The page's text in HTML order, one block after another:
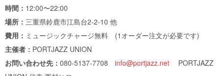
時間： 12:00〜22:00
場所： 三重県鈴鹿市江島台2-2-10 他
費用： ミュージックチャージ無料 (1オーダー注文が必要です)
主催者： PORTJAZZ UNION
お問い合わせ先： 080-5137-7708 info@portjazz.net PORTJAZZ